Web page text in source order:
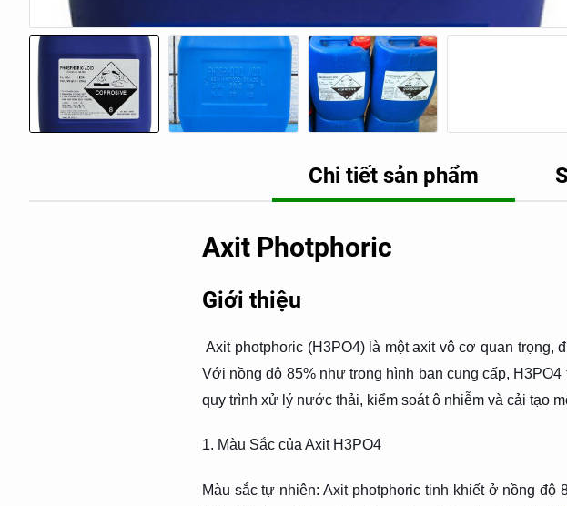
Chi tiết sản phẩm
Axit Photphoric
Giới thiệu
Axit photphoric (H3PO4) là một axit vô cơ quan
Với nồng độ 85% như trong hình bạn cung cấp,
quy trình xử lý nước thải, kiểm soát ô nhiễm và cải tạo
1. Màu Sắc của Axit H3PO4
Màu sắc tự nhiên: Axit photphoric tinh khiết ở nồng